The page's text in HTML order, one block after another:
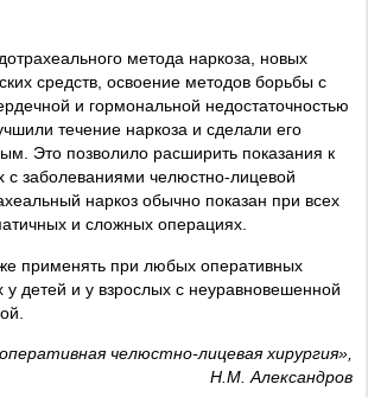
метода наркоза, новых
средств, освоение методов борьбы с
и гормональной недостаточностью
течение наркоза и сделали его
Это позволило расширить показания к
с заболеваниями челюстно-лицевой
наркоз обычно показан при всех
и сложных операциях.
применять при любых оперативных
у детей и у взрослых с неуравновешенной
челюстно-лицевая хирургия»,
Н.М. Александров